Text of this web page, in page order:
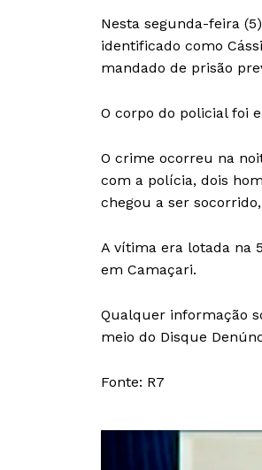
Nesta segunda-feira
identificado como
mandado de prisão
O corpo do policial foi
O crime ocorreu na
com a polícia, dois
chegou a ser
A vítima era lotada na
em Camaçari.
Qualquer informação
meio do Disque
Fonte: R7